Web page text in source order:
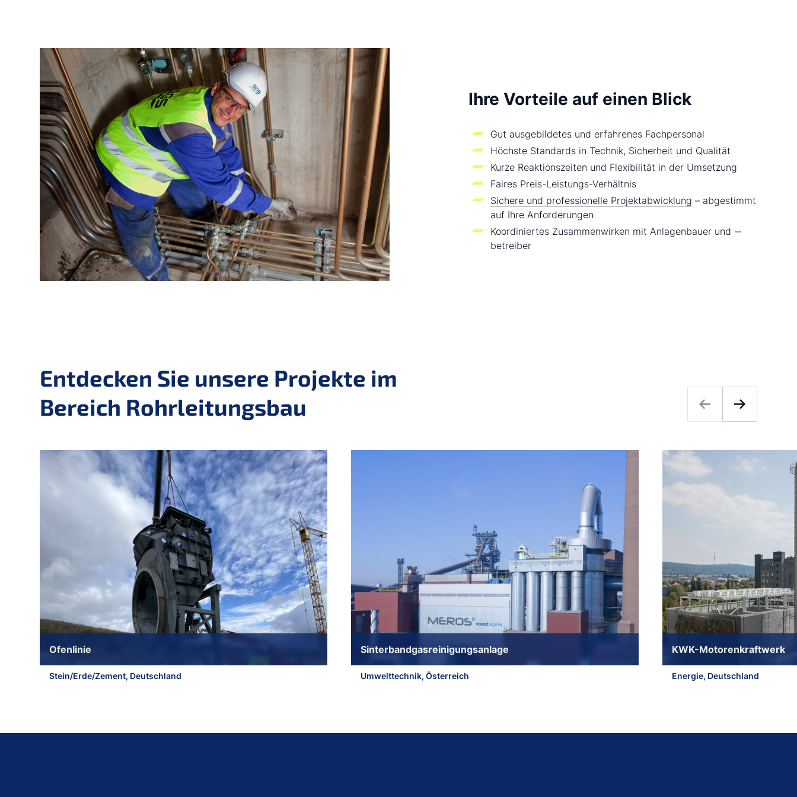
Ihre Vorteile auf einen Blick
Gut ausgebildetes und erfahrenes Fachpersonal
Höchste Standards in Technik, Sicherheit und Qualität
Kurze Reaktionszeiten und Flexibilität in der Umsetzung
Faires Preis­-Leistungs-­Verhältnis
Sichere und professionelle Projektabwicklung – abgestimmt
auf Ihre Anforderungen
Koordiniertes Zusammenwirken mit Anlagenbauer und -­
betreiber
Entdecken Sie unsere Projekte im
Bereich Rohrleitungsbau
Slider überspringen
Ofenlinie
Stein/Erde/Zement, Deutschland
Sinterbandgasreinigungsanlage
Umwelttechnik, Österreich
KWK-Motorenkraftwerk
Energie, Deutschland